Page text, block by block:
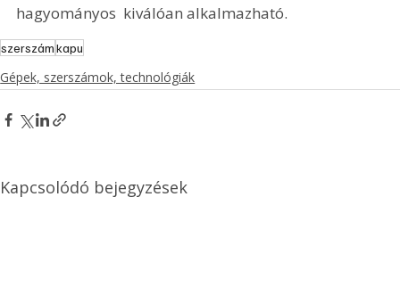
hagyományos  kiválóan alkalmazható.
szerszámkapu
Gépek, szerszámok, technológiák
Kapcsolódó bejegyzések